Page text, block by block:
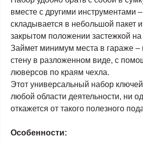
вместе с другими инструментами
складывается в небольшой пакет
закрытом положении застежкой на
Займет минимум места в гараже
стену в разложенном виде, с
люверсов по краям чехла.
Этот универсальный набор
любой области деятельности, ни
откажется от такого полезного
Особенности: